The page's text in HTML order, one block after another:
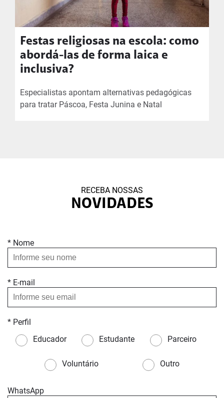
Festas religiosas na escola: como
abordá-las de forma laica e
inclusiva?
Especialistas apontam alternativas pedagógicas
para tratar Páscoa, Festa Junina e Natal
RECEBA NOSSAS
NOVIDADES
* Nome
* E-mail
* Perfil
Educador
Estudante Parceiro
Voluntário Outro
WhatsApp